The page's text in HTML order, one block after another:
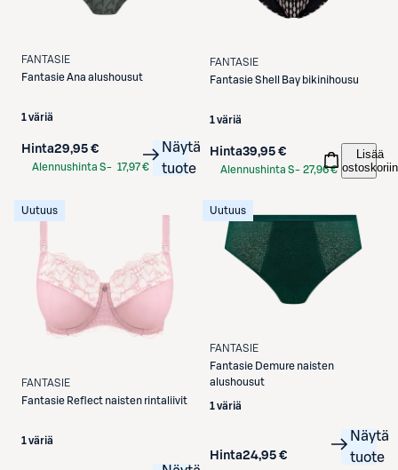
FANTASIE
FantasieAna alushousut
1 väriä
Hinta29,95 €
Alennushinta S- 17,97 €
Näytä
tuote
FANTASIE
FantasieShell Bay bikinihousu
1 väriä
Hinta39,95 €
Alennushinta S- 27,96 €
Lisää
ostoskoriin
Uutuus
FANTASIE
Fantasie Reflect naisten rintaliivit
1 väriä
Uutuus
FANTASIE
Fantasie Demure naisten
alushousut
1 väriä
Hinta24,95 €
Näytä
tuote